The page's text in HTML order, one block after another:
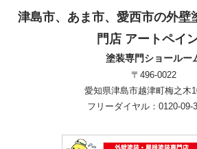
津島市、あま市、愛西市の外壁
門店 アートペイ
塗装専門ショールー
〒496-0022
愛知県津島市越津町梅之木
フリーダイヤル：0120-